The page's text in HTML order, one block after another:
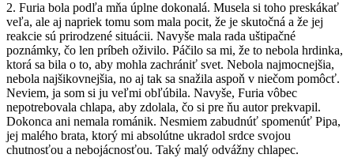
2. Furia bola podľa mňa úplne dokonalá. Musela si toho preskákať
veľa, ale aj napriek tomu som mala pocit, že je skutočná a že jej
reakcie sú prirodzené situácii. Navyše mala rada uštipačné
poznámky, čo len príbeh oživilo. Páčilo sa mi, že to nebola hrdinka,
ktorá sa bila o to, aby mohla zachrániť svet. Nebola najmocnejšia,
nebola najšikovnejšia, no aj tak sa snažila aspoň v niečom pomôcť.
Neviem, ja som si ju veľmi obľúbila. Navyše, Furia vôbec
nepotrebovala chlapa, aby zdolala, čo si pre ňu autor prekvapil.
Dokonca ani nemala románik. Nesmiem zabudnúť spomenúť Pipa,
jej malého brata, ktorý mi absolútne ukradol srdce svojou
chutnosťou a nebojácnosťou. Taký malý odvážny chlapec.